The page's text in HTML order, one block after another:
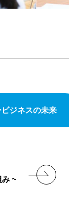
ジネスの未来
~